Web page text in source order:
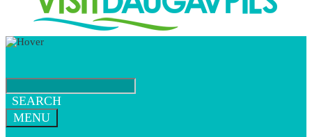
SEARCH
MENU